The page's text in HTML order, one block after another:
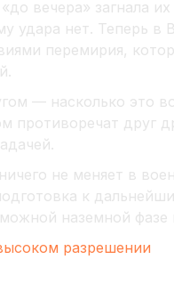
вечера» загнала
удара нет. Теперь
перемирия,
— насколько это
противоречат друг
не меняет в
к
наземной фазе
разрешении